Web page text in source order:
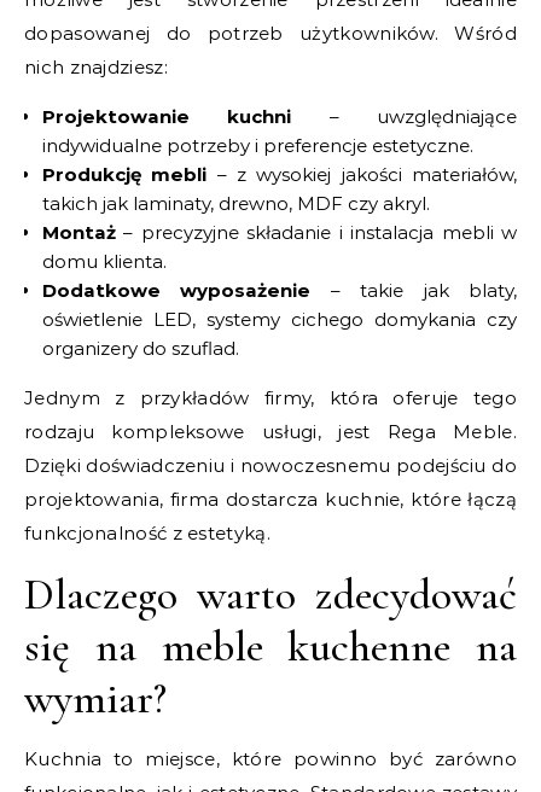
dopasowanej do potrzeb użytkowników. Wśród
nich znajdziesz:
Projektowanie kuchni – uwzględniające
indywidualne potrzeby i preferencje estetyczne.
Produkcję mebli – z wysokiej jakości materiałów,
takich jak laminaty, drewno, MDF czy akryl.
Montaż – precyzyjne składanie i instalacja mebli w
domu klienta.
Dodatkowe wyposażenie – takie jak blaty,
oświetlenie LED, systemy cichego domykania czy
organizery do szuflad.
Jednym z przykładów firmy, która oferuje tego
rodzaju kompleksowe usługi, jest Rega Meble.
Dzięki doświadczeniu i nowoczesnemu podejściu do
projektowania, firma dostarcza kuchnie, które łączą
funkcjonalność z estetyką.
Dlaczego warto zdecydować
się na meble kuchenne na
wymiar?
Kuchnia to miejsce, które powinno być zarówno